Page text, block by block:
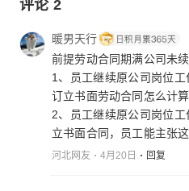
评论 2
暖男天行
前提劳动合同期满公司未续
1、员工继续原公司岗位
订立书面劳动合同怎么计算
2、员工继续原公司岗位
立书面合同，员工能主张
河北网友 4月20日 回复